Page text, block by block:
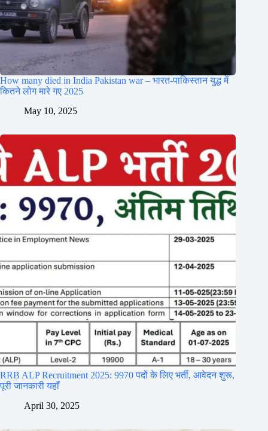
How many died in India Pakistan war – भारत-पाकिस्तान युद्ध में
कितने लोग मारे गए 2025
May 10, 2025
RRB ALP Recruitment 2025: 9970 पदों के लिए भर्ती, आवेदन शुरू,
पूरी जानकारी यहाँ
April 30, 2025